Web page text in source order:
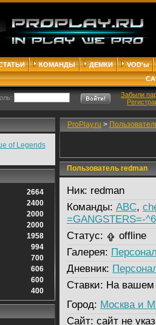
КОМАНДЫ ДЕМКИ
VOD'ы
Забыли
of Legends
2664
2400
2000
2000
1958
994
700
606
600
400
ProPlay.ru >
Пользователь redman
Ник: redman
Команды: ABC,
=GANGSTERS=-
Статус:
offline
Галерея:
Дневник:
Ставки: На вашем
Город: Москва и
Сайт: сайт не